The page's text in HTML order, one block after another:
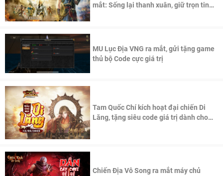
mắt: Sống lại thanh xuân, giữ trọn tinh
MU Lục Địa VNG ra mắt, gửi tặng game
thủ bộ Code cực giá trị
Tam Quốc Chí kích hoạt đại chiến Di
Lăng, tặng siêu code giá trị dành cho
Chiến Địa Vô Song ra mắt máy chủ